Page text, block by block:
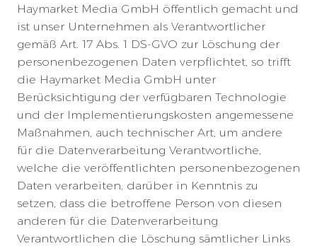
Haymarket Media GmbH öffentlich gemacht und
ist unser Unternehmen als Verantwortlicher
gemäß Art. 17 Abs. 1 DS-GVO zur Löschung der
personenbezogenen Daten verpflichtet, so trifft
die Haymarket Media GmbH unter
Berücksichtigung der verfügbaren Technologie
und der Implementierungskosten angemessene
Maßnahmen, auch technischer Art, um andere
für die Datenverarbeitung Verantwortliche,
welche die veröffentlichten personenbezogenen
Daten verarbeiten, darüber in Kenntnis zu
setzen, dass die betroffene Person von diesen
anderen für die Datenverarbeitung
Verantwortlichen die Löschung sämtlicher Links